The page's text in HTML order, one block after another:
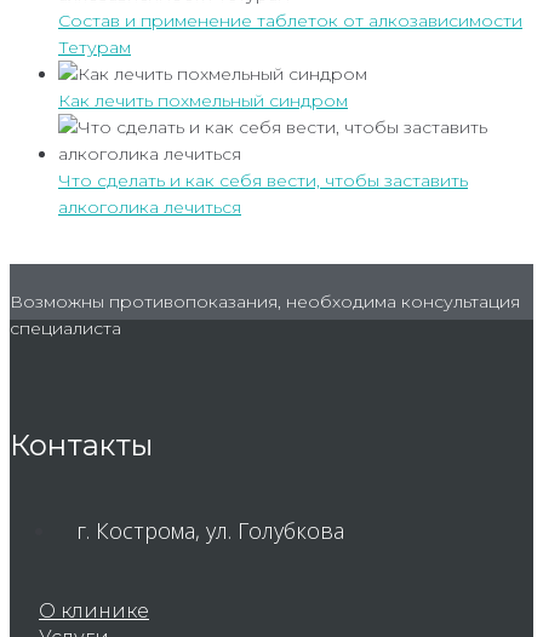
Состав и применение таблеток от алкозависимости
Тетурам
Как лечить похмельный синдром
Что сделать и как себя вести, чтобы заставить
алкоголика лечиться
Возможны противопоказания, необходима консультация
специалиста
Контакты
г. Кострома, ул. Голубкова
О клинике